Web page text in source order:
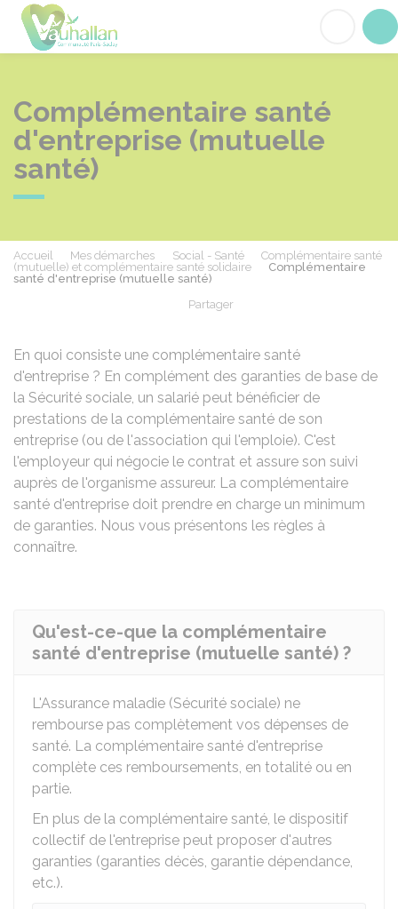
Complémentaire santé
d'entreprise (mutuelle
santé)
Accueil Mes démarches Social - Santé
Complémentaire santé
(mutuelle) et complémentaire santé solidaire
Complémentaire
santé d'entreprise (mutuelle santé)
Partager
En quoi consiste une complémentaire santé
d'entreprise ? En complément des garanties de base de
la Sécurité sociale, un salarié peut bénéficier de
prestations de la complémentaire santé de son
entreprise (ou de l'association qui l'emploie). C'est
l'employeur qui négocie le contrat et assure son suivi
auprès de l'organisme assureur. La complémentaire
santé d'entreprise doit prendre en charge un minimum
de garanties. Nous vous présentons les règles à
connaître.
Qu'est-ce-que la complémentaire
santé d'entreprise (mutuelle santé) ?
L'Assurance maladie (Sécurité sociale) ne
rembourse pas complètement vos dépenses de
santé. La complémentaire santé d'entreprise
complète ces remboursements, en totalité ou en
partie.
En plus de la complémentaire santé, le dispositif
collectif de l'entreprise peut proposer d'autres
garanties (garanties décès, garantie dépendance,
etc.).